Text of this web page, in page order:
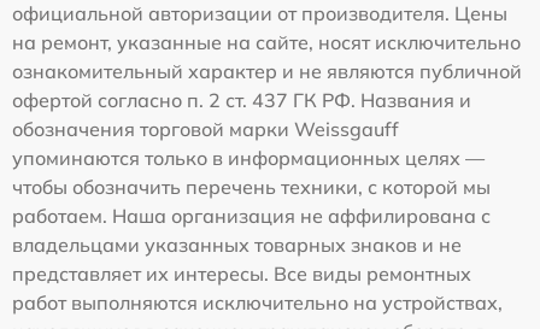
официальной авторизации от производителя. Цены
на ремонт, указанные на сайте, носят исключительно
ознакомительный характер и не являются публичной
офертой согласно п. 2 ст. 437 ГК РФ. Названия и
обозначения торговой марки Weissgauff
упоминаются только в информационных целях —
чтобы обозначить перечень техники, с которой мы
работаем. Наша организация не аффилирована с
владельцами указанных товарных знаков и не
представляет их интересы. Все виды ремонтных
работ выполняются исключительно на устройствах,